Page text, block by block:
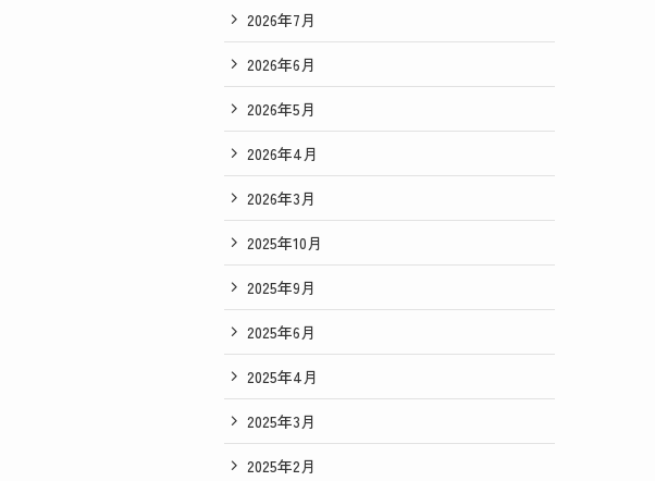
2026年7月
2026年6月
2026年5月
2026年4月
2026年3月
2025年10月
2025年9月
2025年6月
2025年4月
2025年3月
2025年2月